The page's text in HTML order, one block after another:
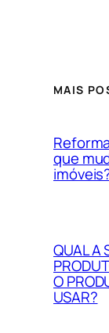
MAIS
que
QUAL A
O
USAR?